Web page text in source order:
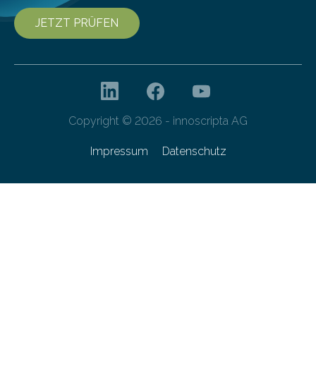
JETZT PRÜFEN
Copyright © 2026 - innoscripta AG
Impressum Datenschutz